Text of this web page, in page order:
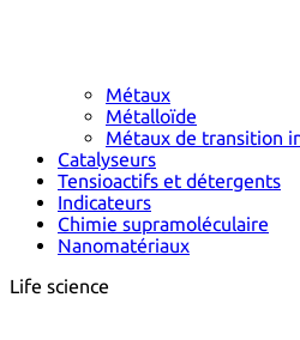
Métaux
Métalloïde
Métaux de transition
Catalyseurs
Tensioactifs et détergents
Indicateurs
Chimie supramoléculaire
Nanomatériaux
Life science